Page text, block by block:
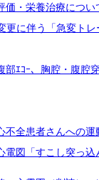
価・栄養治療につい
更に伴う「急変トレ
ｴｺｰ、胸腔・腹腔
不全患者さんへの運
図「すこし突っ